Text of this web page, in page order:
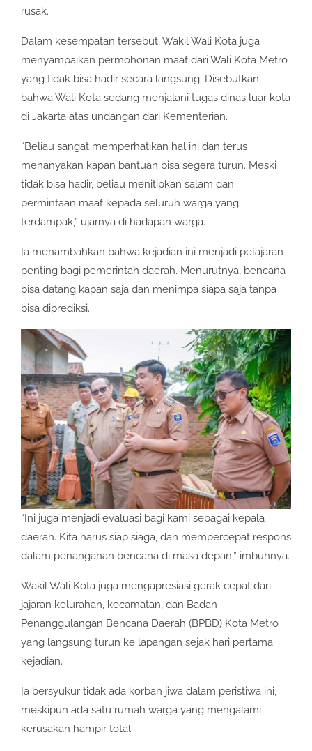
rusak.
Dalam kesempatan tersebut, Wakil Wali Kota juga
menyampaikan permohonan maaf dari Wali Kota Metro
yang tidak bisa hadir secara langsung. Disebutkan
bahwa Wali Kota sedang menjalani tugas dinas luar kota
di Jakarta atas undangan dari Kementerian.
“Beliau sangat memperhatikan hal ini dan terus
menanyakan kapan bantuan bisa segera turun. Meski
tidak bisa hadir, beliau menitipkan salam dan
permintaan maaf kepada seluruh warga yang
terdampak,” ujarnya di hadapan warga.
Ia menambahkan bahwa kejadian ini menjadi pelajaran
penting bagi pemerintah daerah. Menurutnya, bencana
bisa datang kapan saja dan menimpa siapa saja tanpa
bisa diprediksi.
“Ini juga menjadi evaluasi bagi kami sebagai kepala
daerah. Kita harus siap siaga, dan mempercepat respons
dalam penanganan bencana di masa depan,” imbuhnya.
Wakil Wali Kota juga mengapresiasi gerak cepat dari
jajaran kelurahan, kecamatan, dan Badan
Penanggulangan Bencana Daerah (BPBD) Kota Metro
yang langsung turun ke lapangan sejak hari pertama
kejadian.
Ia bersyukur tidak ada korban jiwa dalam peristiwa ini,
meskipun ada satu rumah warga yang mengalami
kerusakan hampir total.